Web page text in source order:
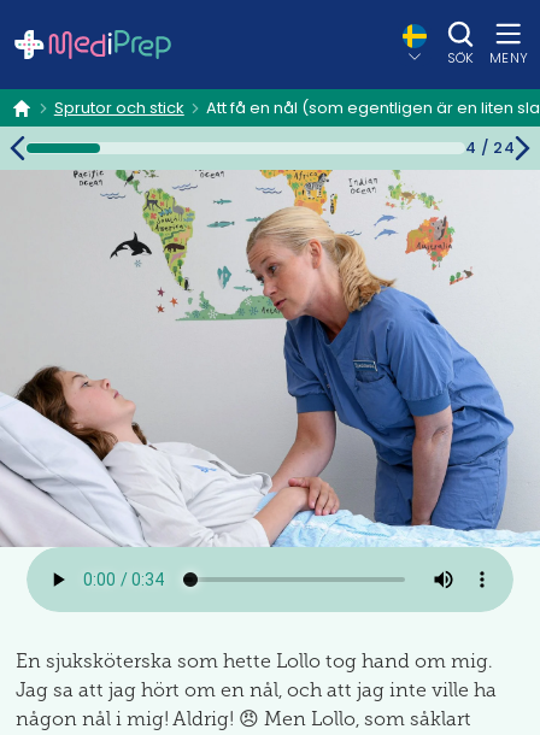
SÖK MENY
hem Sprutor och stick
Att få en nål (som egentligen är en liten
4 / 24
En sjuksköterska som hette Lollo tog hand om mig.
Jag sa att jag hört om en nål, och att jag inte ville ha
någon nål i mig! Aldrig! 😠 Men Lollo, som såklart